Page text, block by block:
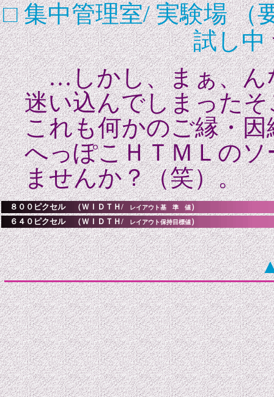
□ 集中管理室/ 実験場 （
試し中
…しかし、まぁ、ん
迷い込んでしまった
これも何かのご縁・
へっぽこＨＴＭＬの
ませんか？（笑）。
８００ピクセル （ＷＩＤＴＨ/ レイアウト基 準 値）
６４０ピクセル （ＷＩＤＴＨ/ レイアウト保持目標値）